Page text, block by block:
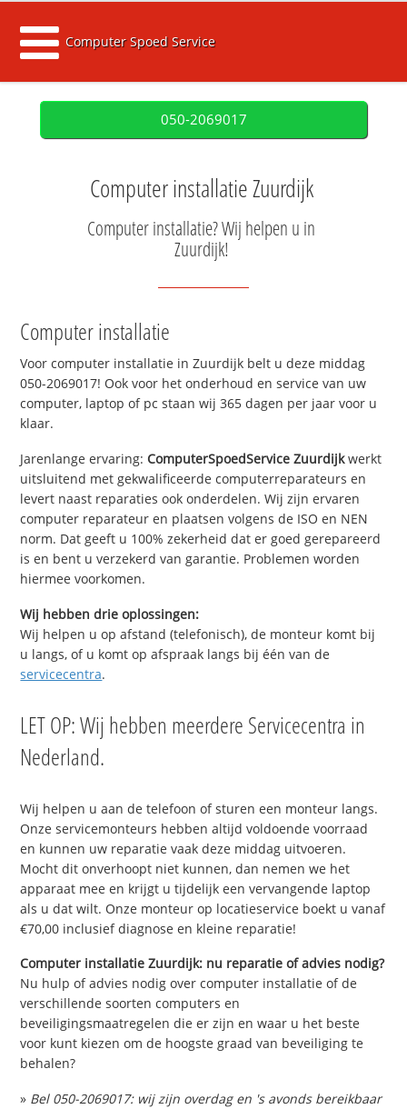
Computer Spoed Service
050-2069017
Computer installatie Zuurdijk
Computer installatie? Wij helpen u in
Zuurdijk!
Computer installatie
Voor computer installatie in Zuurdijk belt u deze middag
050-2069017! Ook voor het onderhoud en service van uw
computer, laptop of pc staan wij 365 dagen per jaar voor u
klaar.
Jarenlange ervaring:ComputerSpoedService Zuurdijkwerkt
uitsluitend met gekwalificeerde computerreparateurs en
levert naast reparaties ook onderdelen. Wij zijn ervaren
computer reparateur en plaatsen volgens de ISO en NEN
norm. Dat geeft u 100% zekerheid dat er goed gerepareerd
is en bent u verzekerd van garantie. Problemen worden
hiermee voorkomen.
Wij hebben drie oplossingen:
Wij helpen u op afstand (telefonisch), de monteur komt bij
u langs, of u komt op afspraak langs bij één van de
servicecentra.
LET OP: Wij hebben meerdere Servicecentra in
Nederland.
Wij helpen u aan de telefoon of sturen een monteur langs.
Onze servicemonteurs hebben altijd voldoende voorraad
en kunnen uw reparatie vaak deze middag uitvoeren.
Mocht dit onverhoopt niet kunnen, dan nemen we het
apparaat mee en krijgt u tijdelijk een vervangende laptop
als u dat wilt. Onze monteur op locatieservice boekt u vanaf
€70,00 inclusief diagnose en kleine reparatie!
Computer installatie Zuurdijk: nu reparatie of advies nodig?
Nu hulp of advies nodig over computer installatie of de
verschillende soorten computers en
beveiligingsmaatregelen die er zijn en waar u het beste
voor kunt kiezen om de hoogste graad van beveiliging te
behalen?
» Bel 050-2069017: wij zijn overdag en 's avonds bereikbaar